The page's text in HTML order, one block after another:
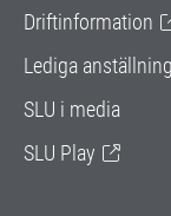
Driftinformation
Lediga
SLU i media
SLU Play